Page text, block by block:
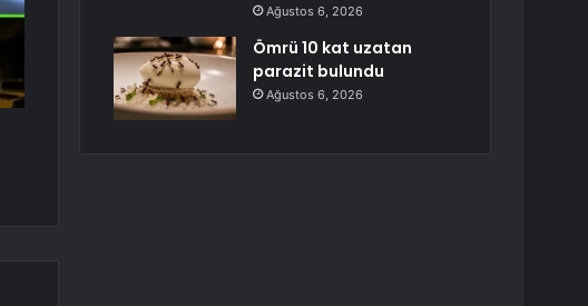
Ağustos 6, 2026
Ömrü 10 kat uzatan
parazit bulundu
Ağustos 6, 2026